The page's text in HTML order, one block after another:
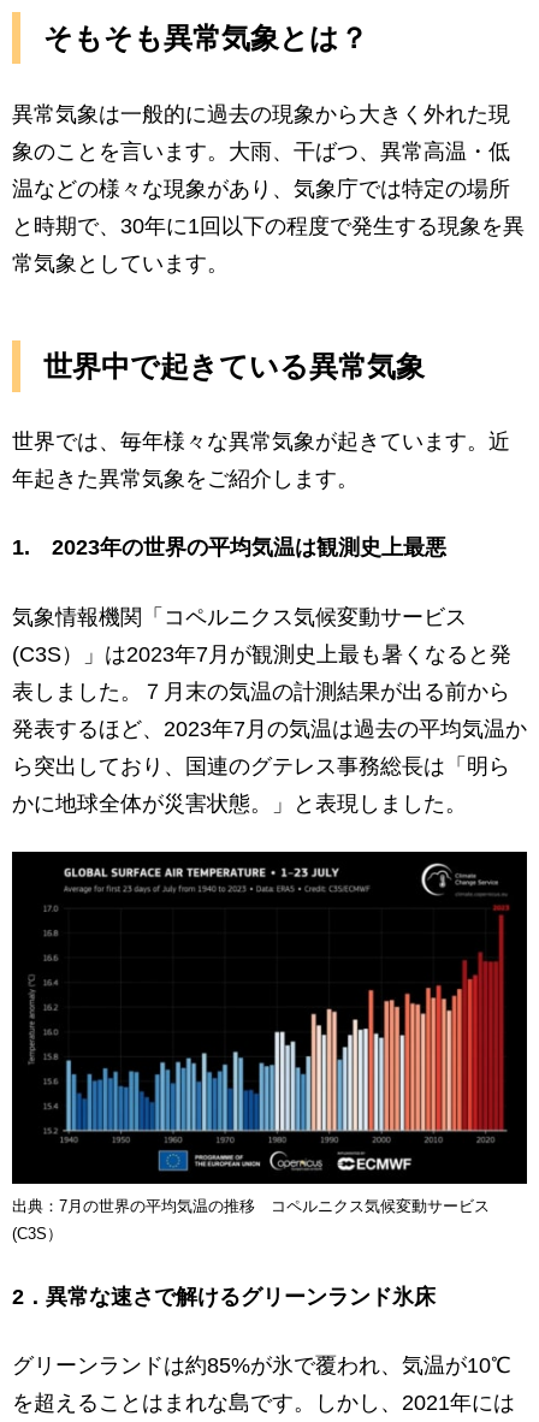
そもそも異常気象とは？
異常気象は一般的に過去の現象から大きく外れた現
象のことを言います。大雨、干ばつ、異常高温・低
温などの様々な現象があり、気象庁では特定の場所
と時期で、30年に1回以下の程度で発生する現象を異
常気象としています。
世界中で起きている異常気象
世界では、毎年様々な異常気象が起きています。近
年起きた異常気象をご紹介します。
1. 2023年の世界の平均気温は観測史上最悪
気象情報機関「コペルニクス気候変動サービス
(C3S）」は2023年7月が観測史上最も暑くなると発
表しました。７月末の気温の計測結果が出る前から
発表するほど、2023年7月の気温は過去の平均気温か
ら突出しており、国連のグテレス事務総長は「明ら
かに地球全体が災害状態。」と表現しました。
出典：7月の世界の平均気温の推移 コペルニクス気候変動サービス
(C3S）
2．異常な速さで解けるグリーンランド氷床
グリーンランドは約85%が氷で覆われ、気温が10℃
を超えることはまれな島です。しかし、2021年には